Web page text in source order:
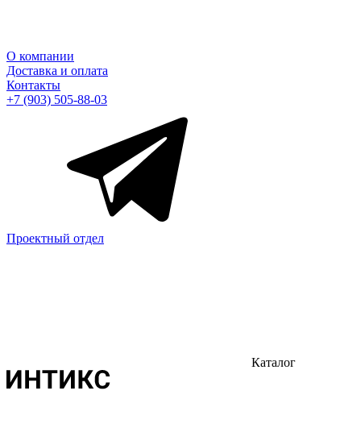
О компании
Доставка и оплата
Контакты
+7 (903) 505-88-03
Проектный отдел
Каталог